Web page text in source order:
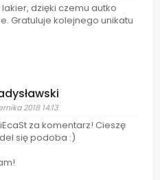
dzięki czemu autko
Gratuluje kolejnego unikatu
2018 14:13
za komentarz! Cieszę
się podoba :)